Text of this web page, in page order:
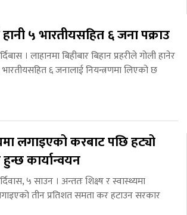
५ भारतीयसहित ६ जना पक्राउ
। लाहानमा बिहीबार बिहान प्रहरीले गोली हानेर
६ जनालाई नियन्त्रणमा लिएको छ
लगाइएको करबाट पछि हट्यो
कार्यान्वयन
५ साउन । अन्ततः शिक्ष्ष र स्वास्थ्यमा
तीन प्रतिशत समता कर हटाउन सरकार